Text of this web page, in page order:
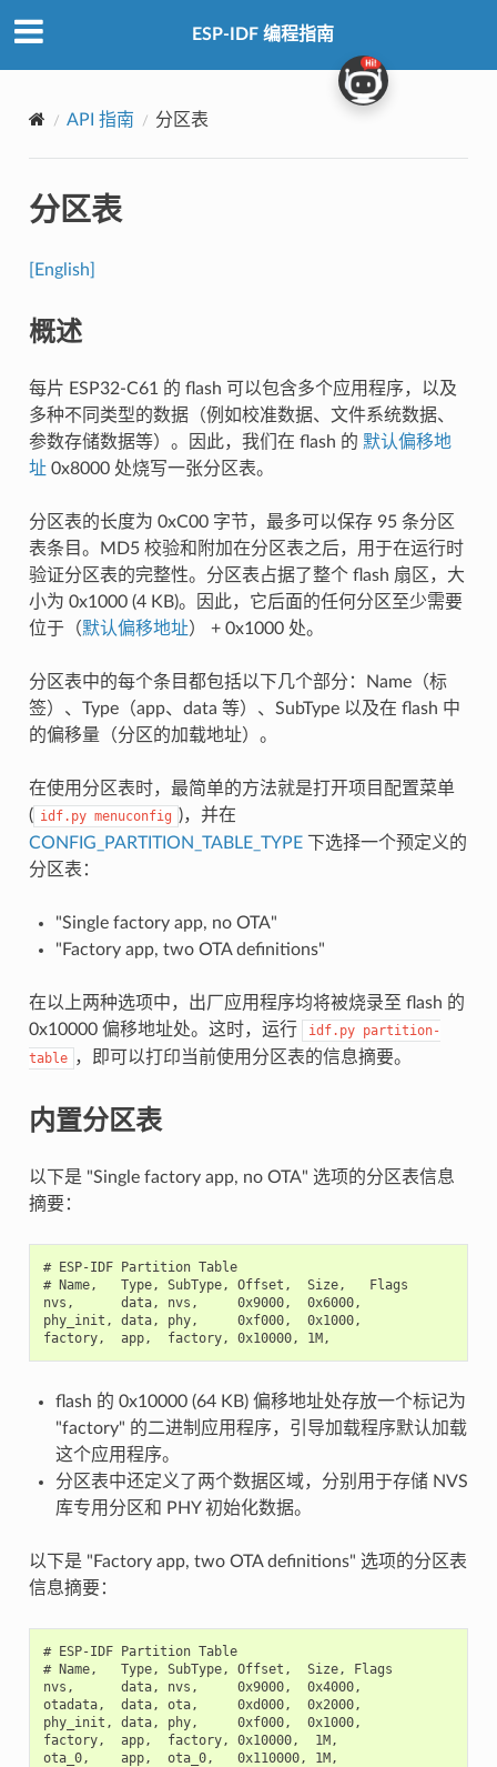
ESP-IDF 编程指南
API 指南 分区表
分区表
[English]
概述
每片 ESP32-C61 的 flash 可以包含多个应用程序，以及
多种不同类型的数据（例如校准数据、文件系统数据、
参数存储数据等）。因此，我们在 flash 的 默认偏移地
址0x8000 处烧写一张分区表。
分区表的长度为 0xC00 字节，最多可以保存 95 条分区
表条目。MD5 校验和附加在分区表之后，用于在运行时
验证分区表的完整性。分区表占据了整个 flash 扇区，大
小为 0x1000 (4 KB)。因此，它后面的任何分区至少需要
位于（默认偏移地址） + 0x1000 处。
分区表中的每个条目都包括以下几个部分：Name（标
签）、Type（app、data 等）、SubType 以及在 flash 中
的偏移量（分区的加载地址）。
在使用分区表时，最简单的方法就是打开项目配置菜单
( idf.py menuconfig )，并在
CONFIG_PARTITION_TABLE_TYPE下选择一个预定义的
分区表：
"Single factory app, no OTA"
"Factory app, two OTA definitions"
在以上两种选项中，出厂应用程序均将被烧录至 flash 的
0x10000 偏移地址处。这时，运行
idf.py partition-
table ，即可以打印当前使用分区表的信息摘要。
内置分区表
以下是 "Single factory app, no OTA" 选项的分区表信息
摘要：
# ESP-IDF Partition Table
# Name,   Type, SubType, Offset,  Size,   Flags
nvs,      data, nvs,     0x9000,  0x6000,
phy_init, data, phy,     0xf000,  0x1000,
flash 的 0x10000 (64 KB) 偏移地址处存放一个标记为
"factory" 的二进制应用程序，引导加载程序默认加载
这个应用程序。
分区表中还定义了两个数据区域，分别用于存储 NVS
库专用分区和 PHY 初始化数据。
以下是 "Factory app, two OTA definitions" 选项的分区表
信息摘要：
# ESP-IDF Partition Table
# Name,   Type, SubType, Offset,  Size, Flags
nvs,      data, nvs,     0x9000,  0x4000,
otadata,  data, ota,     0xd000,  0x2000,
phy_init, data, phy,     0xf000,  0x1000,
factory,  app,  factory, 0x10000,  1M,
ota_0,    app,  ota_0,   0x110000, 1M,